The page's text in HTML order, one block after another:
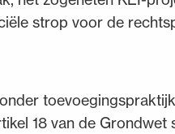
strop voor de
18 van de